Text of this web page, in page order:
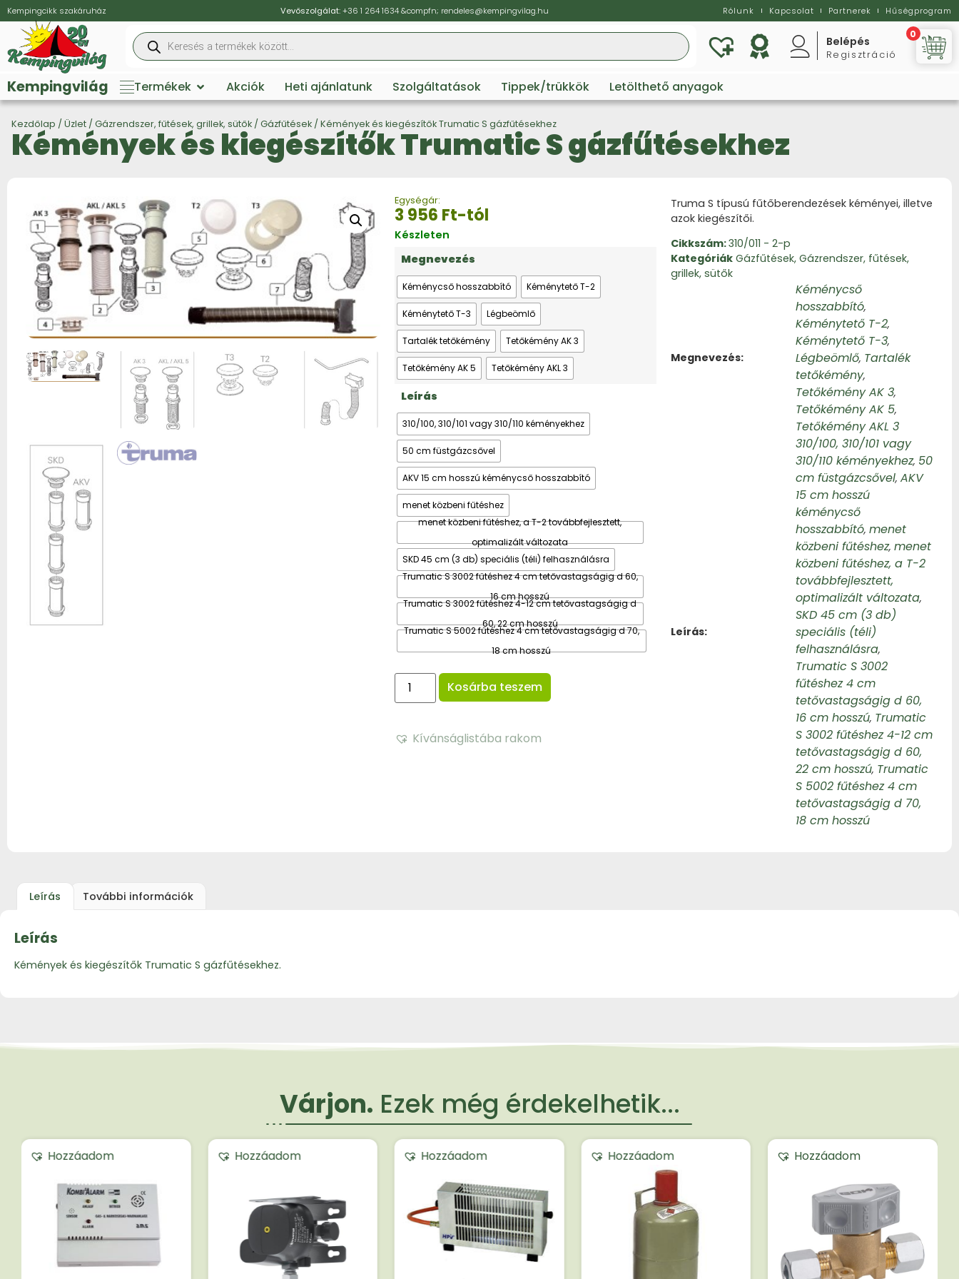
Kempingcikk szakáruház Vevőszolgálat: +36 1 264 1634&compfn; rendeles@kempingvilag.hu Rólunk Kapcsolat Partnerek Hűségprogram
Belépés
Regisztráció
0
Kempingvilág Termékek Akciók Heti ajánlatunk Szolgáltatások Tippek/trükkök Letölthető anyagok
Kezdőlap / Üzlet / Gázrendszer, fűtések, grillek, sütők / Gázfűtések / Kémények és kiegészítők Trumatic S gázfűtésekhez
Kémények és kiegészítők Trumatic S gázfűtésekhez
Egységár:
3 956 Ft-tól
Készleten
Megnevezés
Kéménycső hosszabbító Kéménytető T-2
Kéménytető T-3 Légbeömlő
Tartalék tetőkémény Tetőkémény AK 3
Tetőkémény AK 5 Tetőkémény AKL 3
Leírás
310/100, 310/101 vagy 310/110 kéményekhez
50 cm füstgázcsővel
AKV 15 cm hosszú kéménycső hosszabbító
menet közbeni fűtéshez
menet közbeni fűtéshez, a T-2 továbbfejlesztett,
optimalizált változata
SKD 45 cm (3 db) speciális (téli) felhasználásra
Trumatic S 3002 fűtéshez 4 cm tetővastagságig d 60,
16 cm hosszú
Trumatic S 3002 fűtéshez 4-12 cm tetővastagságig d
60, 22 cm hosszú
Trumatic S 5002 fűtéshez 4 cm tetővastagságig d 70,
18 cm hosszú
Kosárba teszem
Kívánságlistába rakom
Truma S típusú fűtőberendezések kéményei, illetve
azok kiegészítői.
Cikkszám:310/011 - 2-p
Kategóriák Gázfűtések,Gázrendszer, fűtések,
grillek, sütők
Megnevezés
Kéménycső
hosszabbító,
Kéménytető T-2,
Kéménytető T-3,
Légbeömlő, Tartalék
tetőkémény,
Tetőkémény AK 3,
Tetőkémény AK 5,
Tetőkémény AKL 3
Leírás
310/100, 310/101 vagy
310/110 kéményekhez, 50
cm füstgázcsővel,AKV
15 cm hosszú
kéménycső
hosszabbító,menet
közbeni fűtéshez,menet
közbeni fűtéshez, a T-2
továbbfejlesztett,
optimalizált változata,
SKD 45 cm (3 db)
speciális (téli)
felhasználásra,
Trumatic S 3002
fűtéshez 4 cm
tetővastagságig d 60,
16 cm hosszú, Trumatic
S 3002 fűtéshez 4-12 cm
tetővastagságig d 60,
22 cm hosszú, Trumatic
S 5002 fűtéshez 4 cm
tetővastagságig d 70,
18 cm hosszú
Leírás További információk
Leírás
Kémények és kiegészítők Trumatic S gázfűtésekhez.
Várjon. Ezek még érdekelhetik...
Hozzáadom Hozzáadom Hozzáadom Hozzáadom Hozzáadom